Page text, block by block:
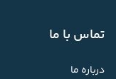
تماس با ما
درباره ما